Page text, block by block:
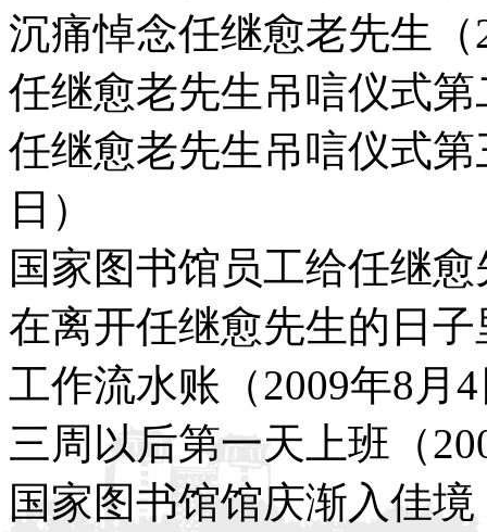
沉痛悼念任继愈老先生（
任继愈老先生吊唁仪式
任继愈老先生吊唁仪式
日）
国家图书馆员工给任继
在离开任继愈先生的日
工作流水账（2009年8月
三周以后第一天上班（
国家图书馆馆庆渐入佳